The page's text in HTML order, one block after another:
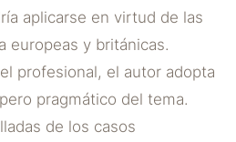
aplicarse en virtud de las
europeas y británicas.
profesional, el autor adopta
pragmático del tema.
de los casos